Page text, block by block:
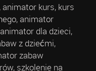
kurs, kurs
animator
dla dzieci,
z dziećmi,
zabaw
szkolenie na